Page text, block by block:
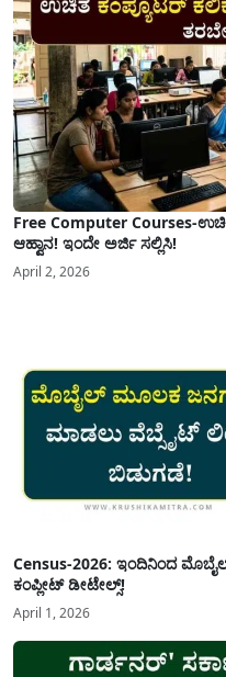
Free Computer Courses-
ಆಹ್ವಾನ! ಇಂದೇ ಅರ್ಜಿ ಸಲ್ಲಿಸಿ!
April 2, 2026
Census-2026: ಇಂದಿನಿಂದ
ಕಂಪ್ಲೀಟ್ ಡೀಟೇಲ್ಸ್!
April 1, 2026